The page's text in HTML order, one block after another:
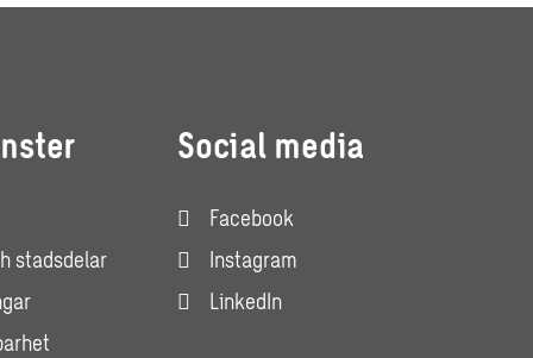
stadsdelar
Social media
Facebook
Instagram
LinkedIn